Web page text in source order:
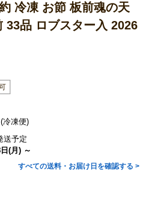
冷凍 お節 板前魂の天
33品 ロブスター入 2026
(冷凍便)
送予定
(月) ～
すべての送料・お届け日を確認する >